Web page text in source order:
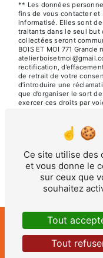
** Les données
fins de vous contacter
informatisé. Elles sont
traitants dans le seul but
collectées seront
BOIS ET MOI 771 Grande
rectification,
de retrait de votre
d’introduire une
que d’organiser le sort
exercer ces droits par
TORCIEU ou par
être demandé. Nous
prise de contact puis
fins probatoires et de
vous inscrire sur la liste
disponible à cette
pour plus d’informations
Ce site utilise des
et vous donne le
sur ceux que
souhaitez
Tout
Tout